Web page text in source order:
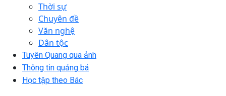
Thời sự
Chuyên đề
Văn nghệ
Dân tộc
Tuyên Quang qua ảnh
Thông tin quảng bá
Học tập theo Bác